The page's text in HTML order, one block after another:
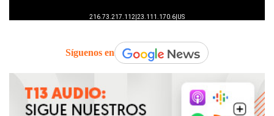
Síguenos en